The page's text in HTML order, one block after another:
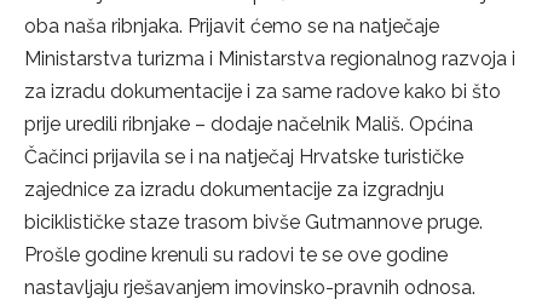
oba naša ribnjaka. Prijavit ćemo se na natječaje
Ministarstva turizma i Ministarstva regionalnog razvoja i
za izradu dokumentacije i za same radove kako bi što
prije uredili ribnjake – dodaje načelnik Mališ. Općina
Čačinci prijavila se i na natječaj Hrvatske turističke
zajednice za izradu dokumentacije za izgradnju
biciklističke staze trasom bivše Gutmannove pruge.
Prošle godine krenuli su radovi te se ove godine
nastavljaju rješavanjem imovinsko-pravnih odnosa.